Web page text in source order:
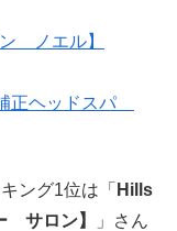
ノエル】
正ヘッドスパ
ング1位は「 Hills
サロン】
」さん